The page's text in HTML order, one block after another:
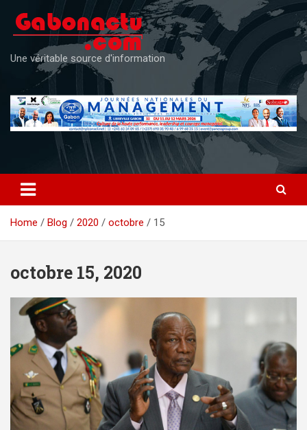
content
Une véritable source d'information
Home Blog 2020 octobre 15
octobre 15, 2020